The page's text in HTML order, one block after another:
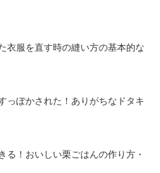
衣服を直す時の縫い方の基本的な
っぽかされた！ありがちなドタキ
る！おいしい栗ごはんの作り方・